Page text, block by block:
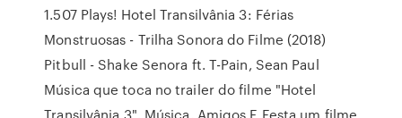
1.507 Plays! Hotel Transilvânia 3: Férias
Monstruosas - Trilha Sonora do Filme (2018)
Pitbull - Shake Senora ft. T-Pain, Sean Paul
Música que toca no trailer do filme "Hotel
Transilvânia 3". Música, Amigos E Festa um filme